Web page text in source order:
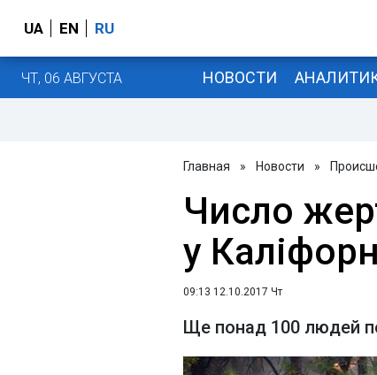
UA EN RU
ЧТ, 06 АВГУСТА НОВОСТИ
Главная » Новости »
Число
у
09:13 12.10.2017 Чт
Ще понад 100 людей